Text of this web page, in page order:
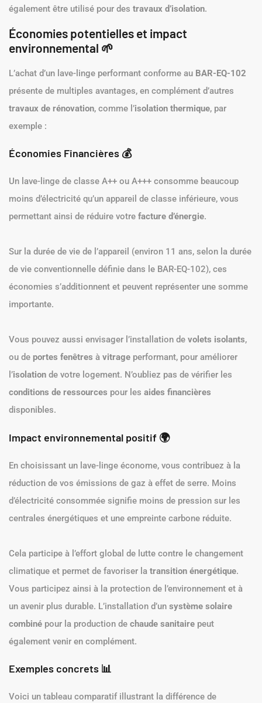
également être utilisé pour des travaux d’isolation.
Économies potentielles et impact
environnemental 🌱
L’achat d’un lave-linge performant conforme au BAR-EQ-102
présente de multiples avantages, en complément d’autres
travaux de rénovation, comme l’isolation thermique, par
exemple :
Économies Financières 💰
Un lave-linge de classe A++ ou A+++ consomme beaucoup
moins d’électricité qu’un appareil de classe inférieure, vous
permettant ainsi de réduire votre facture d’énergie.
Sur la durée de vie de l’appareil (environ 11 ans, selon la durée
de vie conventionnelle définie dans le BAR-EQ-102), ces
économies s’additionnent et peuvent représenter une somme
importante.
Vous pouvez aussi envisager l’installation de volets isolants,
ou de portes fenêtres à vitrage performant, pour améliorer
l’isolation de votre logement. N’oubliez pas de vérifier les
conditions de ressources pour les aides financières
disponibles.
Impact environnemental positif 🌍
En choisissant un lave-linge économe, vous contribuez à la
réduction de vos émissions de gaz à effet de serre. Moins
d’électricité consommée signifie moins de pression sur les
centrales énergétiques et une empreinte carbone réduite.
Cela participe à l’effort global de lutte contre le changement
climatique et permet de favoriser la transition énergétique.
Vous participez ainsi à la protection de l’environnement et à
un avenir plus durable. L’installation d’un système solaire
combiné pour la production de chaude sanitaire peut
également venir en complément.
Exemples concrets 📊
Voici un tableau comparatif illustrant la différence de